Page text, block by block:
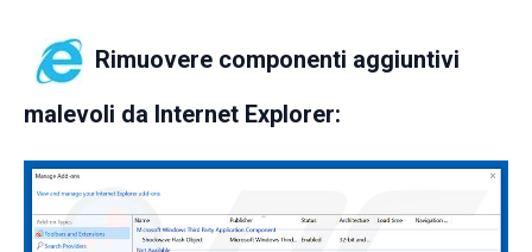
Rimuovere componenti aggiuntivi
malevoli da Internet Explorer: